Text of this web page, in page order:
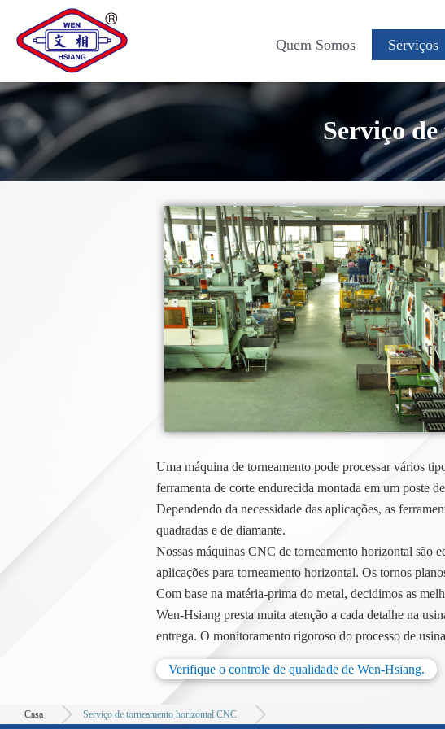
Quem Somos Serviços
Serviço
Uma máquina de torneamento pode processar vários
ferramenta de corte endurecida montada em um poste
Dependendo da necessidade das aplicações, as
quadradas e de diamante.
Nossas máquinas CNC de torneamento horizontal são
aplicações para torneamento horizontal. Os tornos
Com base na matéria-prima do metal, decidimos as
Wen-Hsiang presta muita atenção a cada detalhe na
entrega. O monitoramento rigoroso do processo de
Verifique o controle de qualidade de Wen-Hsiang.
Casa Serviço de torneamento horizontal CNC